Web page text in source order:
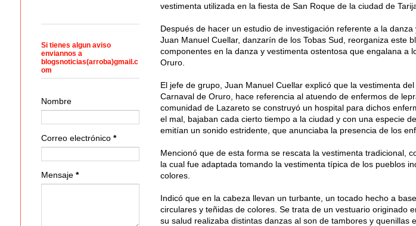
vestimenta utilizada en la fiesta de San Roque de la ciudad de
Después de hacer un estudio de investigación referente a la
Juan Manuel Cuellar, danzarín de los Tobas Sud, reorganiza este
componentes en la danza y vestimenta ostentosa que engalana a
Oruro.
El jefe de grupo, Juan Manuel Cuellar explicó que la vestimenta
Carnaval de Oruro, hace referencia al atuendo de enfermos de
comunidad de Lazareto se construyó un hospital para dichos
el mal, bajaban cada cierto tiempo a la ciudad y con una especie
emitían un sonido estridente, que anunciaba la presencia de los
Mencionó que de esta forma se rescata la vestimenta tradicional,
la cual fue adaptada tomando la vestimenta típica de los pueblos
colores.
Indicó que en la cabeza llevan un turbante, un tocado hecho a
circulares y teñidas de colores. Se trata de un vestuario originado
su salud realizaba distintas danzas al son de tambores y quenillas
Si tienes algun aviso
enviannos a
blogsnoticias(arroba)gmail.c
om
Nombre
Correo electrónico *
Mensaje *